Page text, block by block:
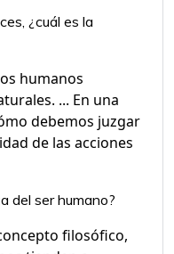
¿cuál es la
humanos
... En una
debemos juzgar
de las acciones
del ser humano?
filosófico,